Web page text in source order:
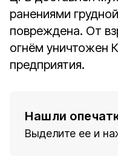
ранениями
повреждена. От
огнём уничтожен
предприятия.
Нашли
Выделите ее и